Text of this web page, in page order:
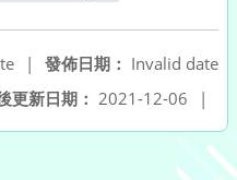
發佈日期： Invalid date
|
更新日期： 2021-12-06 |